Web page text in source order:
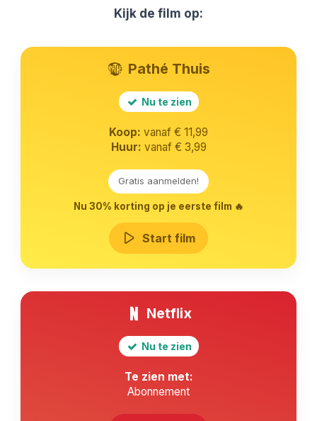
Kijk de film op:
Pathé Thuis
Nu te zien
Koop: vanaf € 11,99
Huur: vanaf € 3,99
Gratis aanmelden!
Nu 30% korting op je eerste film 🔥
Start film
Netflix
Nu te zien
Te zien met:
Abonnement